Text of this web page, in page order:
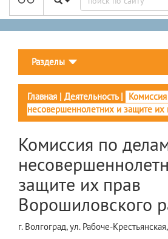
Разделы
Главная | Деятельность|
несовершеннолетних и защите их
Комиссия по
защите их прав
Ворошиловского
г. Волгоград, ул. Рабоче-